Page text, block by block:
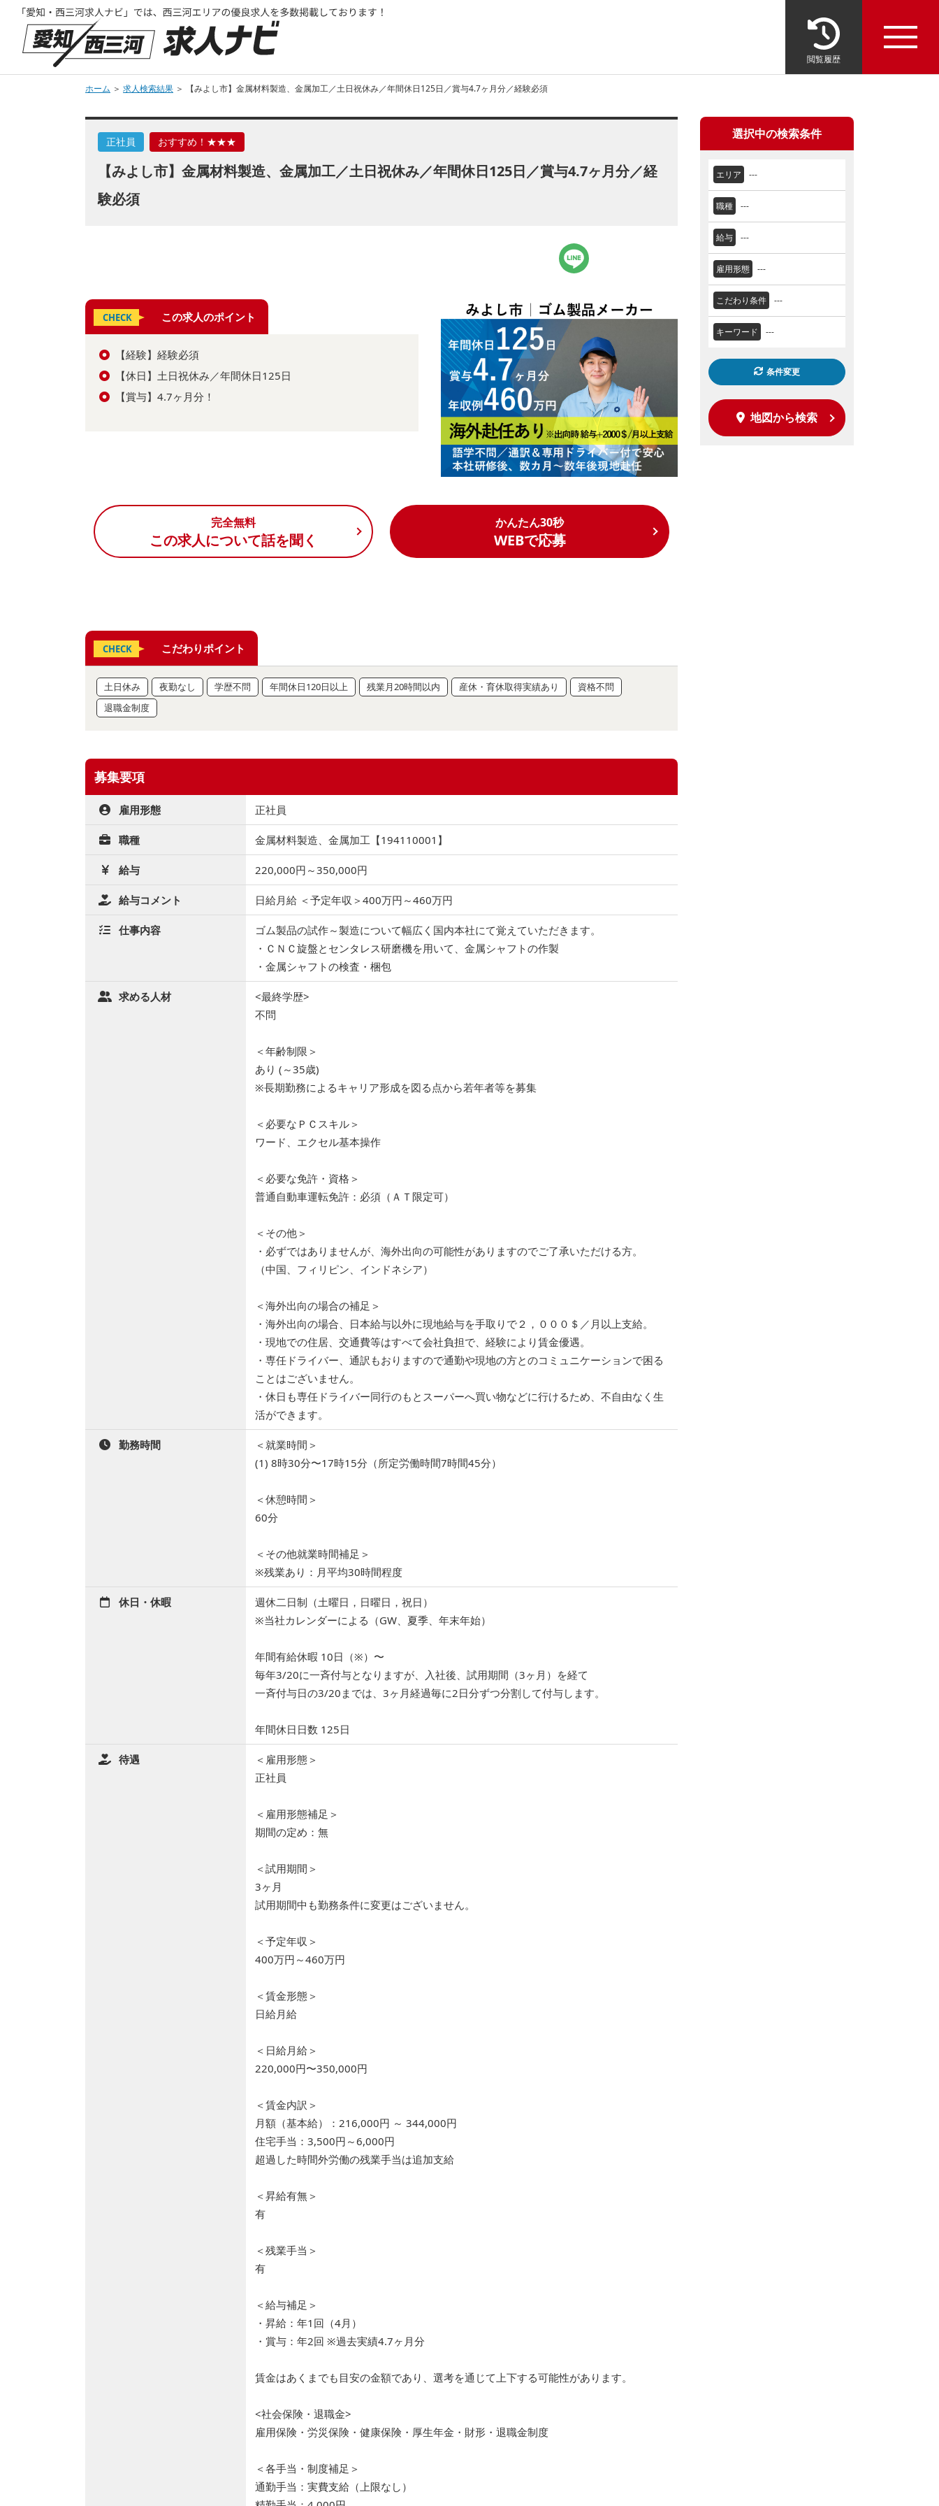
閲覧履歴
ホーム ＞ 求人検索結果 ＞ 【みよし市】金属材料製造、金属加工／土日祝休み／年間休日125日／賞与4.7ヶ月分／経験必須
選択中の検索条件
エリア ---
職種 ---
給与 ---
雇用形態 ---
こだわり条件 ---
キーワード ---
条件変更
地図から検索
正社員 おすすめ！★★★
【みよし市】金属材料製造、金属加工／土日祝休み／年間休日125日／賞与4.7ヶ月分／経
験必須
CHECK この求人のポイント
【経験】経験必須
【休日】土日祝休み／年間休日125日
【賞与】4.7ヶ月分！
完全無料
この求人について話を聞く
かんたん30秒
WEBで応募
CHECK こだわりポイント
土日休み 夜勤なし 学歴不問 年間休日120日以上 残業月20時間以内 産休・育休取得実績あり
資格不問
退職金制度
募集要項
雇用形態 正社員
職種 金属材料製造、金属加工【194110001】
給与 220,000円～350,000円
給与コメント 日給月給 ＜予定年収＞400万円～460万円
仕事内容
ゴム製品の試作～製造について幅広く国内本社にて覚えていただきます。
・ＣＮＣ旋盤とセンタレス研磨機を用いて、金属シャフトの作製
・金属シャフトの検査・梱包
求める人材
<最終学歴>
不問
＜年齢制限＞
あり (～35歳)
※長期勤務によるキャリア形成を図る点から若年者等を募集
＜必要なＰＣスキル＞
ワード、エクセル基本操作
＜必要な免許・資格＞
普通自動車運転免許：必須（ＡＴ限定可）
＜その他＞
・必ずではありませんが、海外出向の可能性がありますのでご了承いただける方。
（中国、フィリピン、インドネシア）
＜海外出向の場合の補足＞
・海外出向の場合、日本給与以外に現地給与を手取りで２，０００＄／月以上支給。
・現地での住居、交通費等はすべて会社負担で、経験により賃金優遇。
・専任ドライバー、通訳もおりますので通勤や現地の方とのコミュニケーションで困る
ことはございません。
・休日も専任ドライバー同行のもとスーパーへ買い物などに行けるため、不自由なく生
活ができます。
勤務時間
＜就業時間＞
(1) 8時30分〜17時15分（所定労働時間7時間45分）
＜休憩時間＞
60分
＜その他就業時間補足＞
※残業あり：月平均30時間程度
休日・休暇
週休二日制（土曜日，日曜日，祝日）
※当社カレンダーによる（GW、夏季、年末年始）
年間有給休暇 10日（※）〜
毎年3/20に一斉付与となりますが、入社後、試用期間（3ヶ月）を経て
一斉付与日の3/20までは、3ヶ月経過毎に2日分ずつ分割して付与します。
年間休日日数 125日
待遇
＜雇用形態＞
正社員
＜雇用形態補足＞
期間の定め：無
＜試用期間＞
3ヶ月
試用期間中も勤務条件に変更はございません。
＜予定年収＞
400万円～460万円
＜賃金形態＞
日給月給
＜日給月給＞
220,000円〜350,000円
＜賃金内訳＞
月額（基本給）：216,000円 ～ 344,000円
住宅手当：3,500円～6,000円
超過した時間外労働の残業手当は追加支給
＜昇給有無＞
有
＜残業手当＞
有
＜給与補足＞
・昇給：年1回（4月）
・賞与：年2回 ※過去実績4.7ヶ月分
賃金はあくまでも目安の金額であり、選考を通じて上下する可能性があります。
<社会保険・退職金>
雇用保険・労災保険・健康保険・厚生年金・財形・退職金制度
＜各手当・制度補足＞
通勤手当：実費支給（上限なし）